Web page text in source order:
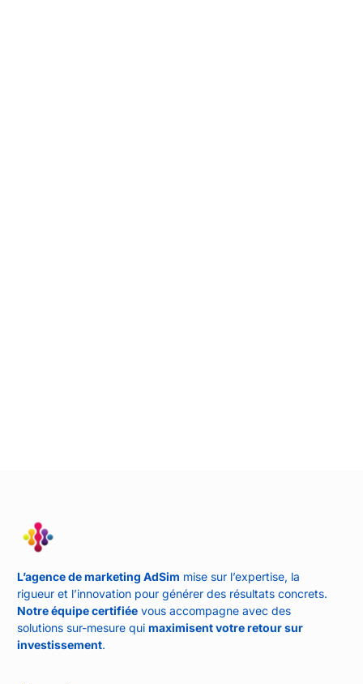
L’agence de marketing AdSim mise sur l’expertise, la
rigueur et l’innovation pour générer des résultats concrets.
Notre équipe certifiée vous accompagne avec des
solutions sur-mesure qui maximisent votre retour sur
investissement.